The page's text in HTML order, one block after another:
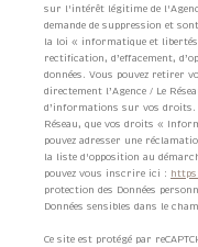
sur l'intérêt légitime de
demande de suppression et
la loi « informatique et libertés
rectification, d’effacement,
données. Vous pouvez retirer
directement l’Agence / Le
d’informations sur vos droits.
Réseau, que vos droits «
pouvez adresser une
la liste d'opposition au
pouvez vous inscrire ici :
protection des Données
Données sensibles dans le
Ce site est protégé par